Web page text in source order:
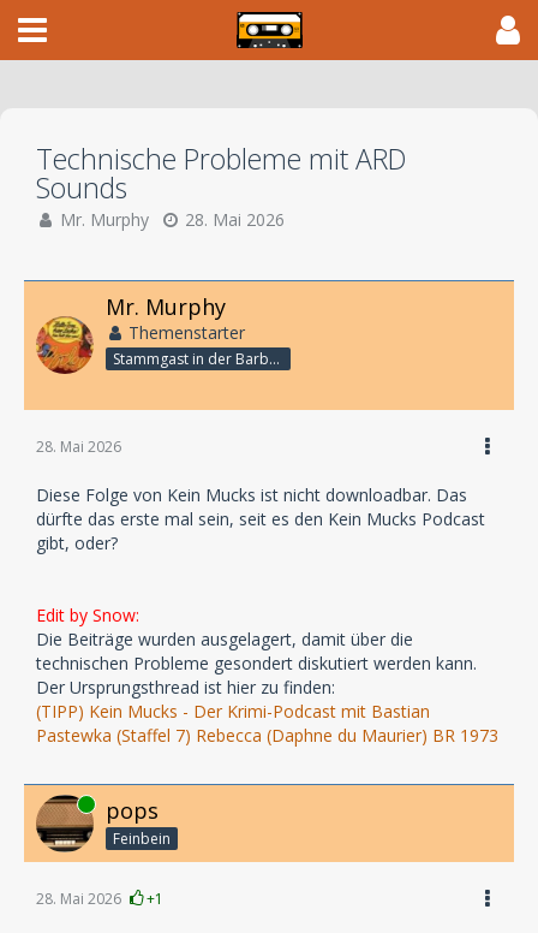
Technische Probleme mit ARD
Sounds
Mr. Murphy 28. Mai 2026
Mr. Murphy
Themenstarter
Stammgast in der Barbarabar
28. Mai 2026
Diese Folge von Kein Mucks ist nicht downloadbar. Das
dürfte das erste mal sein, seit es den Kein Mucks Podcast
gibt, oder?
Edit by Snow:
Die Beiträge wurden ausgelagert, damit über die
technischen Probleme gesondert diskutiert werden kann.
Der Ursprungsthread ist hier zu finden:
(TIPP) Kein Mucks - Der Krimi-Podcast mit Bastian
Pastewka (Staffel 7) Rebecca (Daphne du Maurier) BR 1973
Online pops
Feinbein
28. Mai 2026 +1